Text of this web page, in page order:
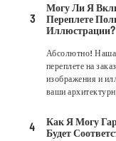
3
Могу Ли Я
Переплете
Иллюстрации?
Абсолютно! Наша
переплете на
изображения и
ваши
4
Как Я Могу
Будет